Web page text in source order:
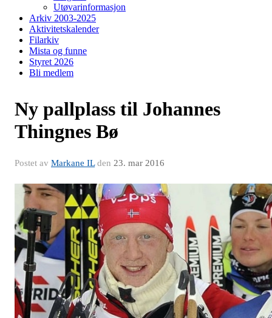
Utøvarinformasjon
Arkiv 2003-2025
Aktivitetskalender
Filarkiv
Mista og funne
Styret 2026
Bli medlem
Ny pallplass til Johannes
Thingnes Bø
Postet av Markane ILden 23. mar 2016